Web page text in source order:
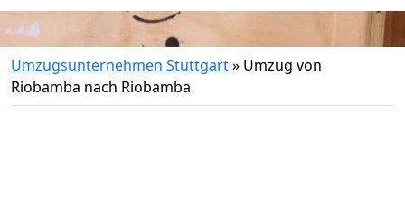
Umzugsunternehmen Stuttgart» Umzug von
Riobamba nach Riobamba